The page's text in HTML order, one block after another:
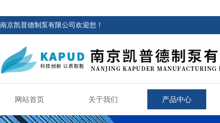
南京凯普德制泵有限公司欢迎您！
网站首页 关于我们 产品中心